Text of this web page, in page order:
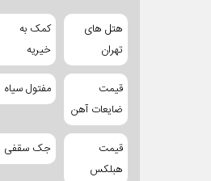
هتل های
تهران
کمک به
خیریه
قیمت
ضایعات آهن
مفتول سیاه
قیمت
هبلکس
جک سقفی